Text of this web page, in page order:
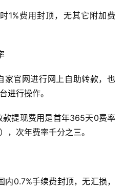
1%费用封顶，无其它附加费
官网进行网上自助转款，也
进行操作。
提现费用是首年365天0费率
，次年费率千分之三。
0.7%手续费封顶，无汇损，